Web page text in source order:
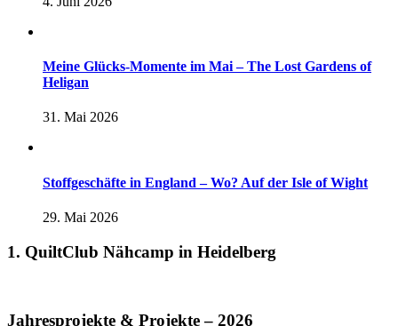
Meine Glücks-Momente im Mai – The Lost Gardens of
Heligan
31. Mai 2026
Stoffgeschäfte in England – Wo? Auf der Isle of Wight
29. Mai 2026
1. QuiltClub Nähcamp in Heidelberg
Jahresprojekte & Projekte – 2026